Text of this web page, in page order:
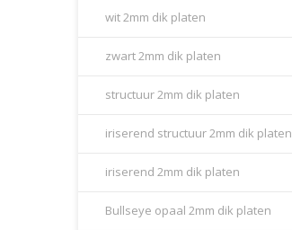
wit 2mm dik platen
zwart 2mm dik platen
structuur 2mm dik platen
iriserend structuur 2mm dik platen
iriserend 2mm dik platen
Bullseye opaal 2mm dik platen